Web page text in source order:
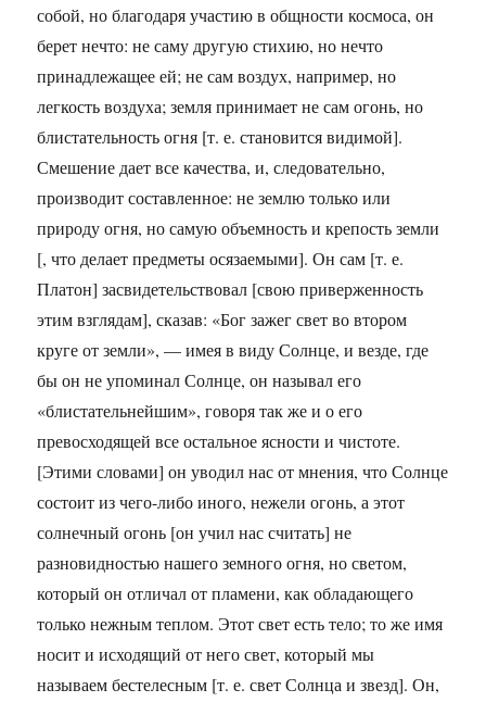
собой, но благодаря участию в общности космоса, он
берет нечто: не саму другую стихию, но нечто
принадлежащее ей; не сам воздух, например, но
легкость воздуха; земля принимает не сам огонь, но
блистательность огня [т. е. становится видимой].
Смешение дает все качества, и, следовательно,
производит составленное: не землю только или
природу огня, но самую объемность и крепость земли
[, что делает предметы осязаемыми]. Он сам [т. е.
Платон] засвидетельствовал [свою приверженность
этим взглядам], сказав: «Бог зажег свет во втором
круге от земли», — имея в виду Солнце, и везде, где
бы он не упоминал Солнце, он называл его
«блистательнейшим», говоря так же и о его
превосходящей все остальное ясности и чистоте.
[Этими словами] он уводил нас от мнения, что Солнце
состоит из чего-либо иного, нежели огонь, а этот
солнечный огонь [он учил нас считать] не
разновидностью нашего земного огня, но светом,
который он отличал от пламени, как обладающего
только нежным теплом. Этот свет есть тело; то же имя
носит и исходящий от него свет, который мы
называем бестелесным [т. е. свет Солнца и звезд]. Он,